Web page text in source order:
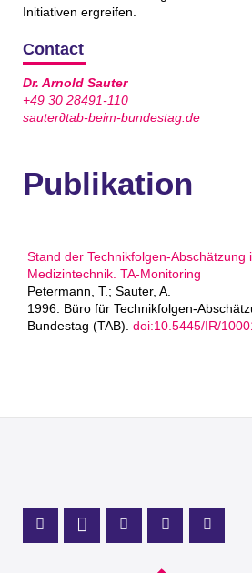
Initiativen ergreifen.
Contact
Dr. Arnold Sauter
+49 30 28491-110
sauter∂tab-beim-bundestag.de
Publikation
Stand der Technikfolgen-Abschätzung
Medizintechnik. TA-Monitoring
Petermann, T.; Sauter, A.
1996. Büro für Technikfolgen-
Bundestag (TAB). doi:10.5445/IR/
Mastodon Profile
LinkedIn Profile
X Channel